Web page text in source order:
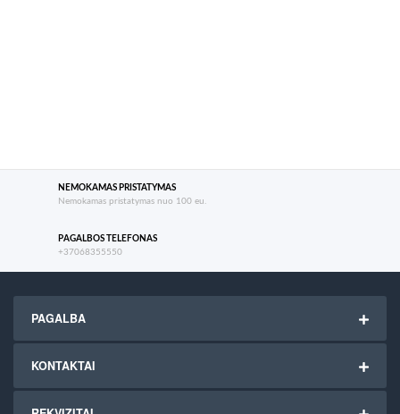
NEMOKAMAS PRISTATYMAS
Nemokamas pristatymas nuo 100 eu.
PAGALBOS TELEFONAS
+37068355550
PAGALBA
KONTAKTAI